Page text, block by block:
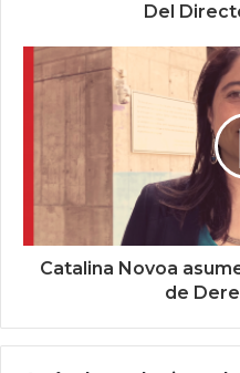
Del
Catalina Novoa
de